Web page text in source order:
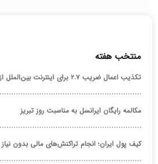
منتخب هفته
تکذیب اعمال ضریب ۲.۷ برای اینترنت بین‌الملل از سوی سازمان تنظیم مقررات
مکالمه رایگان ایرانسل به مناسبت روز تبریز
کیف پول ایران؛ انجام تراکنش‌های مالی بدون نیاز